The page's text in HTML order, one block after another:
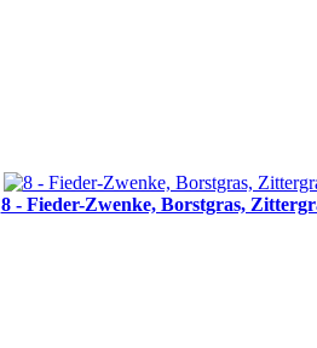
8 - Fieder-Zwenke, Borstgras,